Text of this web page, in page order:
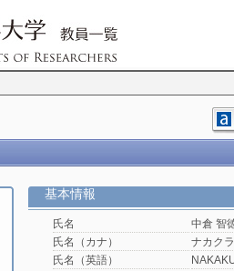
基本情報
氏名
中倉 智
氏名（カナ）
ナカク
氏名（英語）